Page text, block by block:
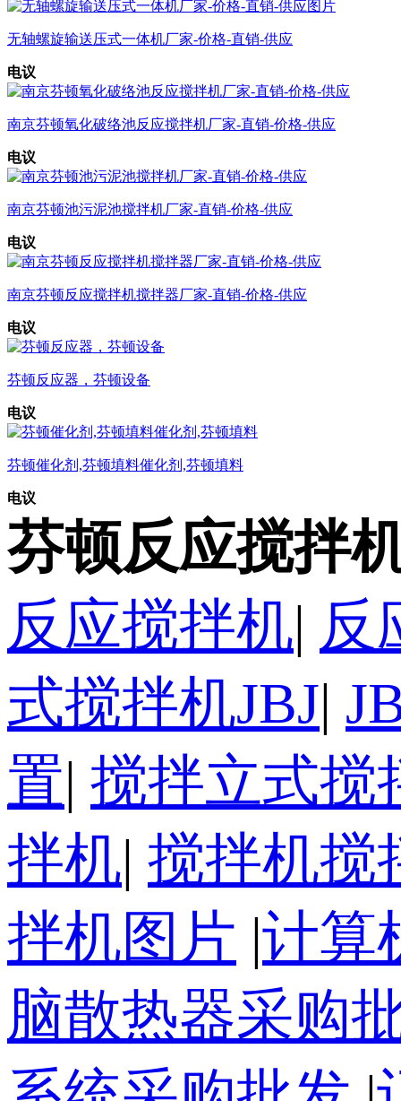
无轴螺旋输送压式一体机厂家-价格-直销-供应
电议
南京芬顿氧化破络池反应搅拌机厂家-直销-价格-供应
电议
南京芬顿池污泥池搅拌机厂家-直销-价格-供应
电议
南京芬顿反应搅拌机搅拌器厂家-直销-价格-供应
电议
芬顿反应器，芬顿设备
电议
芬顿催化剂,芬顿填料催化剂,芬顿填料
电议
芬顿反应搅拌
反应搅拌机| 反
式搅拌机JBJ|
置| 搅拌立式搅
拌机| 搅拌机搅
拌机图片 |计算
脑散热器采购